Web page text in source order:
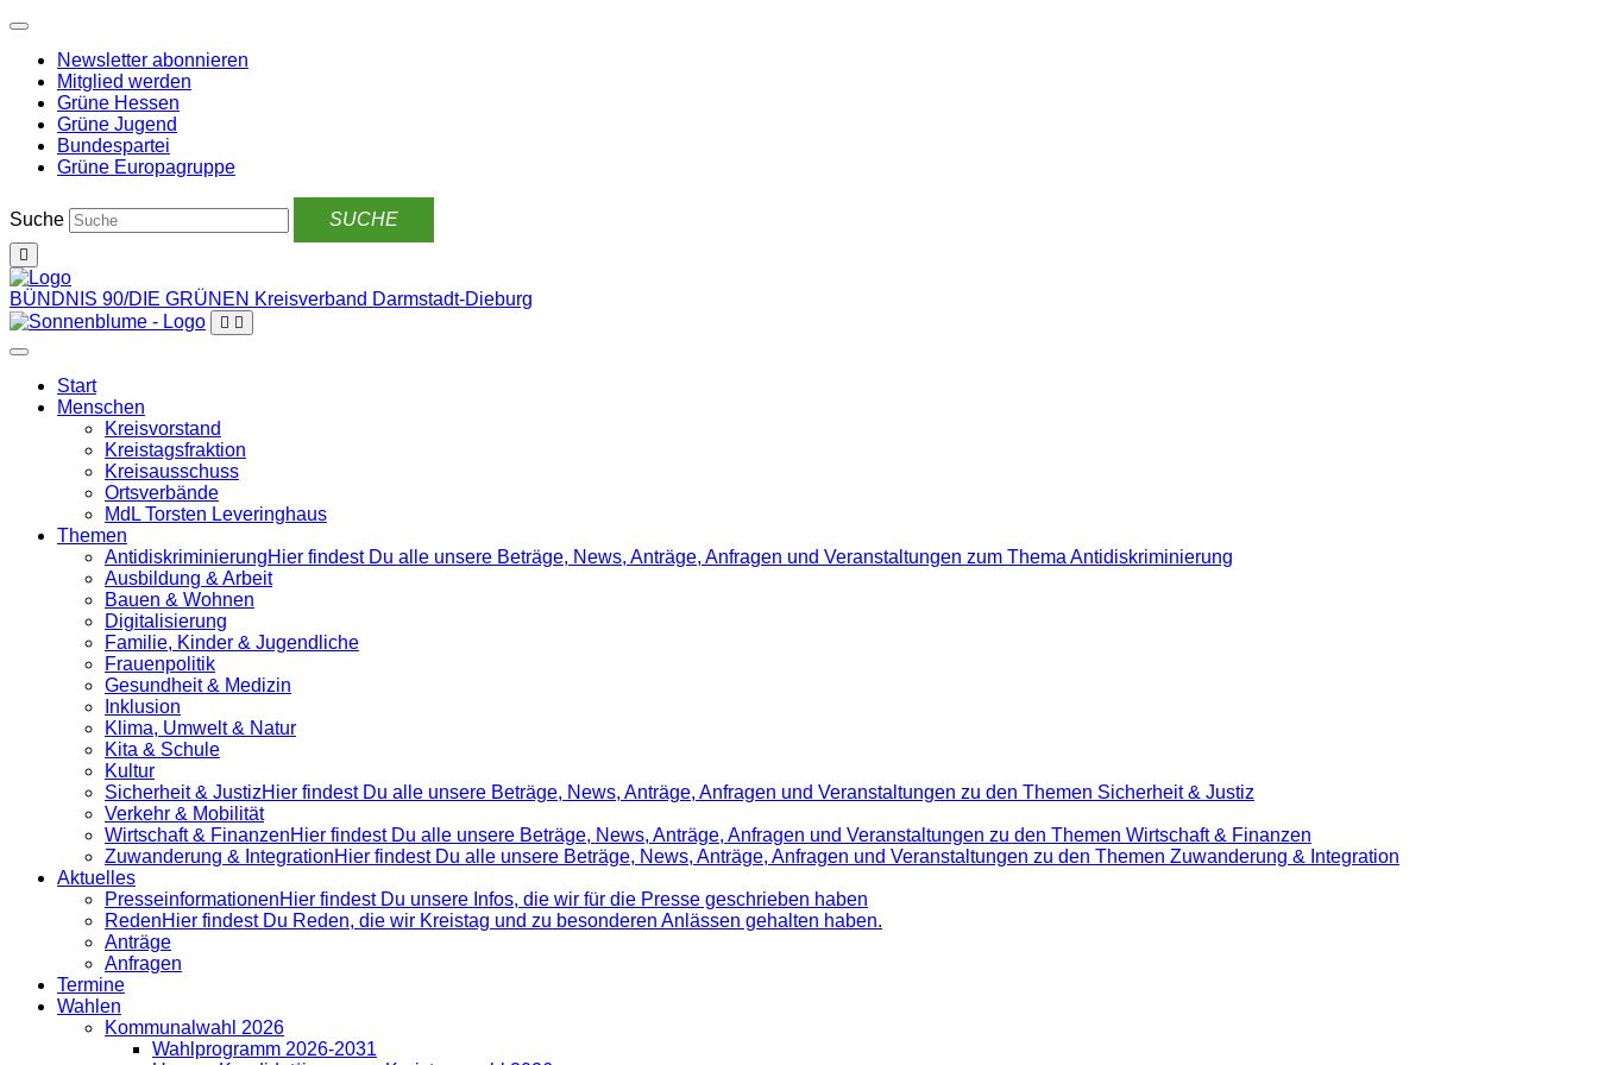
Weiter
Inhalt
Newsletter abonnieren
Mitglied werden
Grüne Hessen
Grüne Jugend
Bundespartei
Grüne Europagruppe
Suche
BÜNDNIS 90/DIE GRÜNEN Kreisverband Darmstadt-Dieburg
Start
Menschen
Kreisvorstand
Kreistagsfraktion
Kreisausschuss
Ortsverbände
MdL Torsten Leveringhaus
Themen
Antidiskrimi­nierungHier findest Du alle unsere Beträge, News, Anträge, Anfragen und Veranstaltungen zum Thema Antidiskriminierung
Ausbildung & Arbeit
Bauen & Wohnen
Digitalisierung
Familie, Kinder & Jugendliche
Frauenpolitik
Gesundheit & Medizin
Inklusion
Klima, Umwelt & Natur
Kita & Schule
Kultur
Sicherheit & JustizHier findest Du alle unsere Beträge, News, Anträge, Anfragen und Veranstaltungen zu den Themen Sicherheit & Justiz
Verkehr & Mobilität
Wirtschaft & FinanzenHier findest Du alle unsere Beträge, News, Anträge, Anfragen und Veranstaltungen zu den Themen Wirtschaft & Finanzen
Zuwanderung & IntegrationHier findest Du alle unsere Beträge, News, Anträge, Anfragen und Veranstaltungen zu den Themen Zuwanderung & Integration
Aktuelles
Presse­informationenHier findest Du unsere Infos, die wir für die Presse geschrieben haben
RedenHier findest Du Reden, die wir Kreistag und zu besonderen Anlässen gehalten haben.
Anträge
Anfragen
Termine
Wahlen
Kommunalwahl 2026
Wahlprogramm 2026-2031